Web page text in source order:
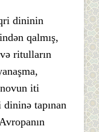
dininin
qalmış,
ritulların
iti
dininə tapınan